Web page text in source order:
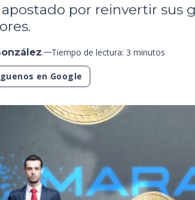
por reinvertir sus
. Tiempo de lectura: 3 minutos
en Google